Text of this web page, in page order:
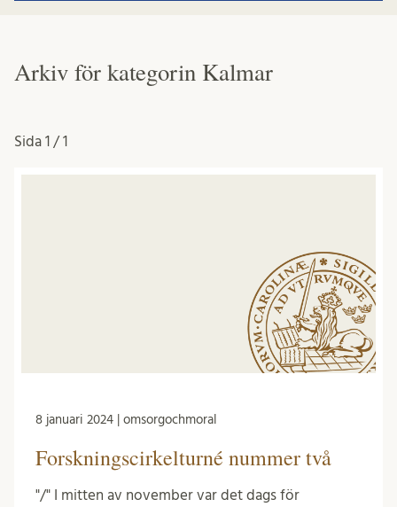
Arkiv för kategorin Kalmar
Sida 1 / 1
8 januari 2024 | omsorgochmoral
Forskningscirkelturné nummer två
"/" I mitten av november var det dags för